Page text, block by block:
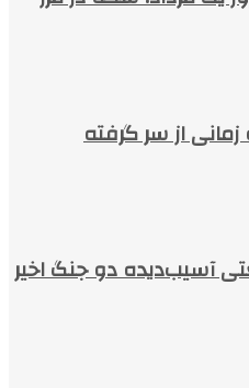
از سر گرفته
صنعتی آسیب‌دیده دو جنگ اخیر